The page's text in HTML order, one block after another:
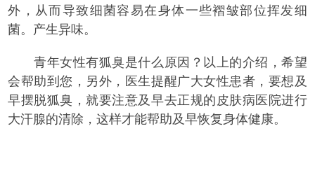
外，从而导致细菌容易在身体一些褶皱部位挥发细
菌。产生异味。
青年女性有狐臭是什么原因？以上的介绍，希望
会帮助到您，另外，医生提醒广大女性患者，要想及
早摆脱狐臭，就要注意及早去正规的皮肤病医院进行
大汗腺的清除，这样才能帮助及早恢复身体健康。